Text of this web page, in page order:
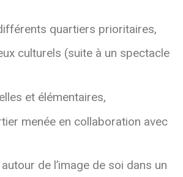
quartiers prioritaires,
culturels (suite à un spectacle
et élémentaires,
menée en collaboration avec
de l’image de soi dans un